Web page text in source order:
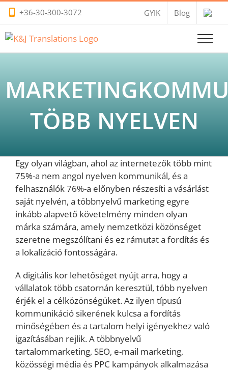
Kihagyás
+36-30-300-3072 GYIK Blog
TÖBB NYELVEN
Egy olyan világban, ahol az internetezők több mint
75%-a nem angol nyelven kommunikál, és a
felhasználók 76%-a előnyben részesíti a vásárlást
saját nyelvén, a többnyelvű marketing egyre
inkább alapvető követelmény minden olyan
márka számára, amely nemzetközi közönséget
szeretne megszólítani és ez rámutat a fordítás és
a lokalizáció fontosságára.
A digitális kor lehetőséget nyújt arra, hogy a
vállalatok több csatornán keresztül, több nyelven
érjék el a célközönségüket. Az ilyen típusú
kommunikáció sikerének kulcsa a fordítás
minőségében és a tartalom helyi igényekhez való
igazításában rejlik. A többnyelvű
tartalommarketing, SEO, e-mail marketing,
közösségi média és PPC kampányok alkalmazása